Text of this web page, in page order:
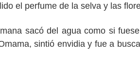
el perfume de la selva y las
sacó del agua como si
sintió envidia y fue a